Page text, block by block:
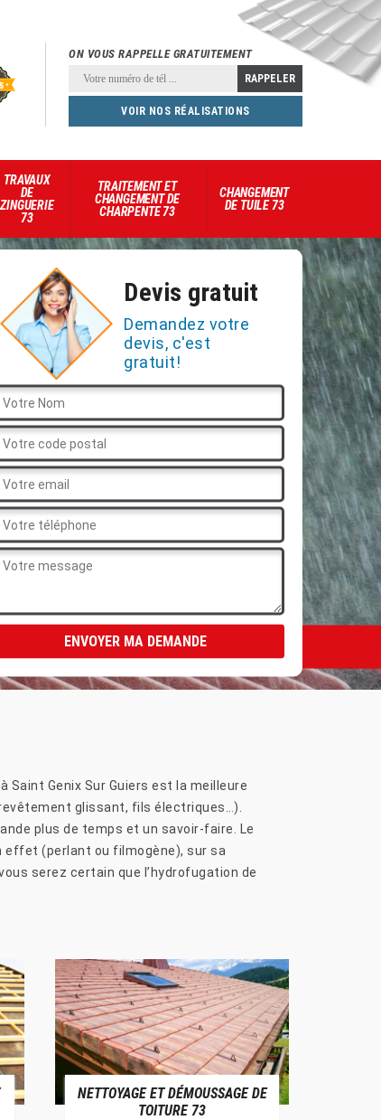
ON VOUS RAPPELLE GRATUITEMENT
VOIR NOS RÉALISATIONS
TRAVAUX
DE
ZINGUERIE
73
TRAITEMENT ET
CHANGEMENT DE
CHARPENTE 73
CHANGEMENT
DE TUILE 73
Devis gratuit
Demandez votre
devis, c'est
gratuit!
Genix Sur Guiers est la meilleure
glissant, fils électriques…).
plus de temps et un savoir-faire. Le
effet (perlant ou filmogène), sur sa
serez certain que l’hydrofugation de
NETTOYAGE ET DÉMOUSSAGE DE
TOITURE 73